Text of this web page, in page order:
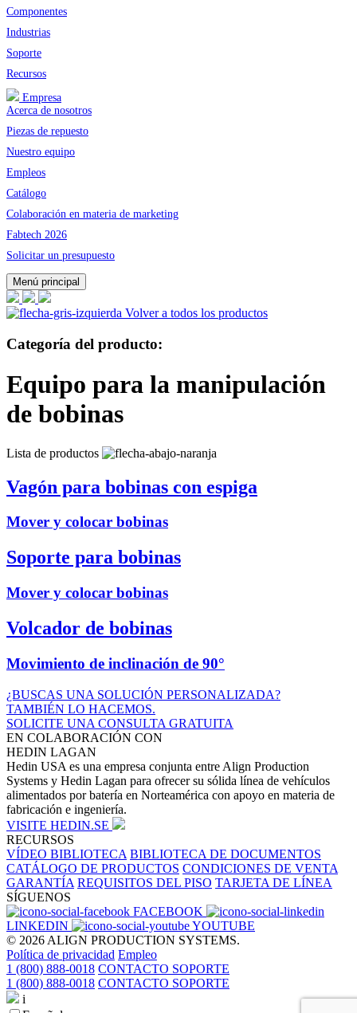
Componentes
Industrias
Soporte
Recursos
Empresa
Acerca de nosotros
Piezas de repuesto
Nuestro equipo
Empleos
Catálogo
Colaboración en materia de marketing
Fabtech 2026
Solicitar un presupuesto
Menú principal
Volver a todos los productos
Categoría del producto:
Equipo para la manipulación
de bobinas
Lista de productos
Vagón para bobinas con espiga
Mover y colocar bobinas
Soporte para bobinas
Mover y colocar bobinas
Volcador de bobinas
Movimiento de inclinación de 90°
¿BUSCAS UNA SOLUCIÓN PERSONALIZADA?
TAMBIÉN LO HACEMOS.
SOLICITE UNA CONSULTA GRATUITA
EN COLABORACIÓN CON
HEDIN LAGAN
Hedin USA es una empresa conjunta entre Align Production
Systems y Hedin Lagan para ofrecer su sólida línea de vehículos
alimentados por batería en Norteamérica con apoyo en materia de
fabricación e ingeniería.
VISITE HEDIN.SE
RECURSOS
VÍDEO BIBLIOTECA BIBLIOTECA DE DOCUMENTOS
CATÁLOGO DE PRODUCTOS CONDICIONES DE VENTA
GARANTÍA REQUISITOS DEL PISO TARJETA DE LÍNEA
SÍGUENOS
FACEBOOK
LINKEDIN
YOUTUBE
© 2026 ALIGN PRODUCTION SYSTEMS.
Política de privacidad Empleo
1 (800) 888-0018 CONTACTO SOPORTE
1 (800) 888-0018 CONTACTO SOPORTE
i